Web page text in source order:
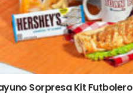
Sorpresa Kit Futbolero